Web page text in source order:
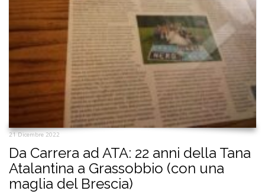
21 Dicembre 2022
Da Carrera ad ATA: 22 anni della Tana
Atalantina a Grassobbio (con una
maglia del Brescia)